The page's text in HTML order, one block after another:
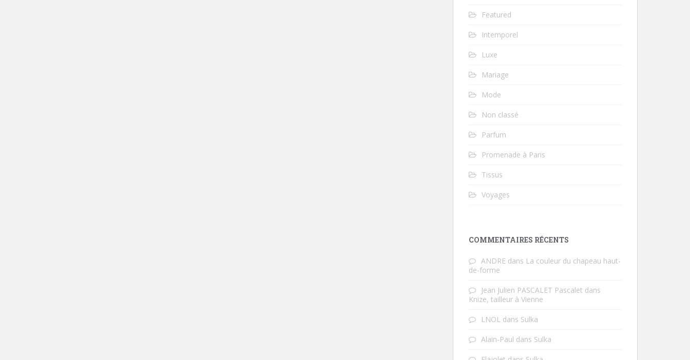
Featured
Intemporel
Luxe
Mariage
Mode
Non classé
Parfum
Promenade à Paris
Tissus
Voyages
COMMENTAIRES RÉCENTS
ANDRE dans La couleur du chapeau haut-
de-forme
Jean Julien PASCALET Pascalet dans
Knize, tailleur à Vienne
LNOL dans Sulka
Alain-Paul dans Sulka